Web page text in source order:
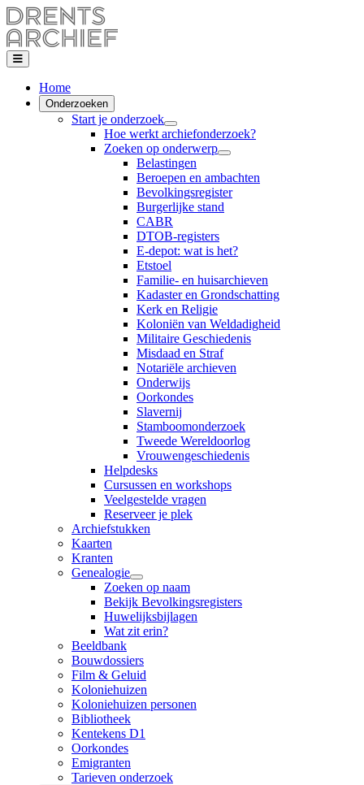
Home
Onderzoeken
Start je onderzoek
Hoe werkt archiefonderzoek?
Zoeken op onderwerp
Belastingen
Beroepen en ambachten
Bevolkingsregister
Burgerlijke stand
CABR
DTOB-registers
E-depot: wat is het?
Etstoel
Familie- en huisarchieven
Kadaster en Grondschatting
Kerk en Religie
Koloniën van Weldadigheid
Militaire Geschiedenis
Misdaad en Straf
Notariële archieven
Onderwijs
Oorkondes
Slavernij
Stamboomonderzoek
Tweede Wereldoorlog
Vrouwengeschiedenis
Helpdesks
Cursussen en workshops
Veelgestelde vragen
Reserveer je plek
Archiefstukken
Kaarten
Kranten
Genealogie
Zoeken op naam
Bekijk Bevolkingsregisters
Huwelijksbijlagen
Wat zit erin?
Beeldbank
Bouwdossiers
Film & Geluid
Koloniehuizen
Koloniehuizen personen
Bibliotheek
Kentekens D1
Oorkondes
Emigranten
Tarieven onderzoek